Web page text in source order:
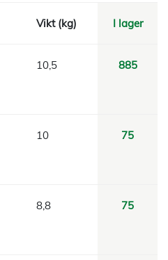
Vikt (kg) I lager
10,5 885
10 75
8,8 75